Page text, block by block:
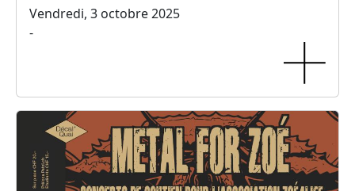
Vendredi, 3 octobre 2025
-